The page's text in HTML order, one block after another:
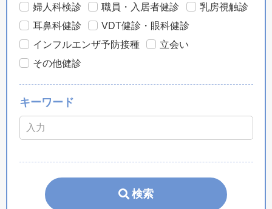
婦人科検診
職員・入居者健診
乳房視触診
耳鼻科健診
VDT健診・眼科健診
インフルエンザ予防接種
立会い
その他健診
キーワード
検索